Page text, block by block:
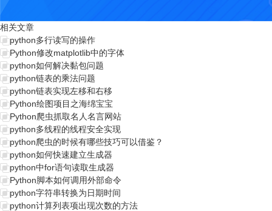
相关文章
python多行读写的操作
Python修改matplotlib中的字体
python如何解决黏包问题
python链表的乘法问题
python链表实现左移和右移
Python绘图项目之海绵宝宝
Python爬虫抓取名人名言网站
python多线程的线程安全实现
python爬虫的时候有哪些技巧可以借鉴？
python如何快速建立生成器
python中for语句读取生成器
Python脚本如何调用外部命令
python字符串转换为日期时间
python计算列表项出现次数的方法